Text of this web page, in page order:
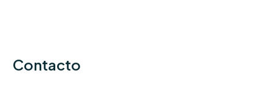
Contacto